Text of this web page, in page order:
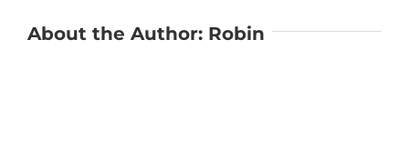
About the Author: Robin